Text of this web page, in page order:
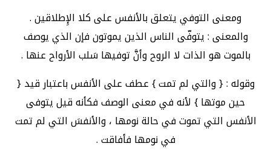
ومعنى التوفي يتعلق بالأنفس على كلا الإِطلاقين .
والمعنى : يتوفّى الناس الذين يموتون فإن الذي يوصف
بالموت هو الذات لا الروح وأنَّ توفيها سَلب الأرواح عنها .
وقوله : { والتي لم تمت } عطف على الأنفس باعتبار قيد {
حين موتها } لأنه في معنى الوصف فكأنه قيل يتوفى
الأنفس التي تموت في حالة نومها ، والأنفسَ التي لم تمت
في نومها فأفاقت .